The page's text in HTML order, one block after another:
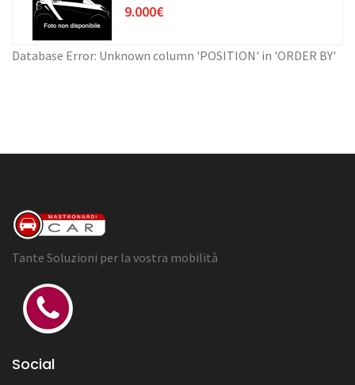
9.000€
Database Error: Unknown column 'POSITION' in 'ORDER BY'
Tante Soluzioni per la vostra mobilità
Social